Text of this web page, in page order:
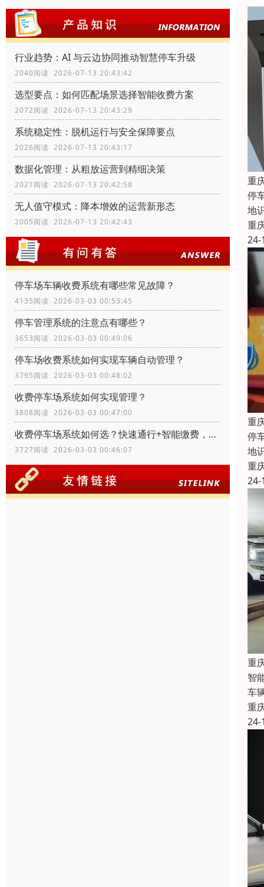
行业趋势：AI 与云边协同推动智慧停车升级
2040阅读 2026-07-13 20:43:42
选型要点：如何匹配场景选择智能收费方案
2072阅读 2026-07-13 20:43:29
系统稳定性：脱机运行与安全保障要点
2026阅读 2026-07-13 20:43:17
数据化管理：从粗放运营到精细决策
2021阅读 2026-07-13 20:42:58
无人值守模式：降本增效的运营新形态
2005阅读 2026-07-13 20:42:43
停车场车辆收费系统有哪些常见故障？
4135阅读 2026-03-03 00:53:45
停车管理系统的注意点有哪些？
3653阅读 2026-03-03 00:49:06
停车场收费系统如何实现车辆自动管理？
3795阅读 2026-03-03 00:48:02
收费停车场系统如何实现管理？
3808阅读 2026-03-03 00:47:00
收费停车场系统如何选？快速通行+智能缴费，适配多场景需求
3727阅读 2026-03-03 00:46:07
重
停
地
重
24-
重
停
地
重
24-
重
智
车
重
24-